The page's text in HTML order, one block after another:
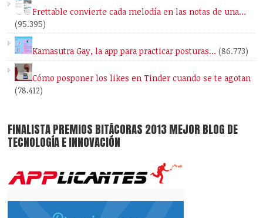
Frettable convierte cada melodía en las notas de una…
(95.395)
Kamasutra Gay, la app para practicar posturas… (86.773)
Cómo posponer los likes en Tinder cuando se te agotan
(78.412)
FINALISTA PREMIOS BITÁCORAS 2013 MEJOR BLOG DE
TECNOLOGÍA E INNOVACIÓN